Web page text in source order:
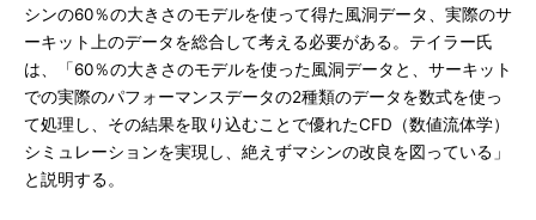
シンの60％の大きさのモデルを使って得た風洞データ、実際のサ
ーキット上のデータを総合して考える必要がある。テイラー氏
は、「60％の大きさのモデルを使った風洞データと、サーキット
での実際のパフォーマンスデータの2種類のデータを数式を使っ
て処理し、その結果を取り込むことで優れたCFD（数値流体学）
シミュレーションを実現し、絶えずマシンの改良を図っている」
と説明する。